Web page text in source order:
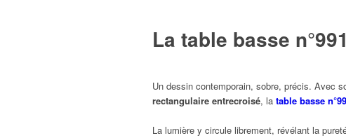
La table basse
Un dessin contemporain, sobre, précis. Avec
rectangulaire entrecroisé, la table basse
La lumière y circule librement, révélant la